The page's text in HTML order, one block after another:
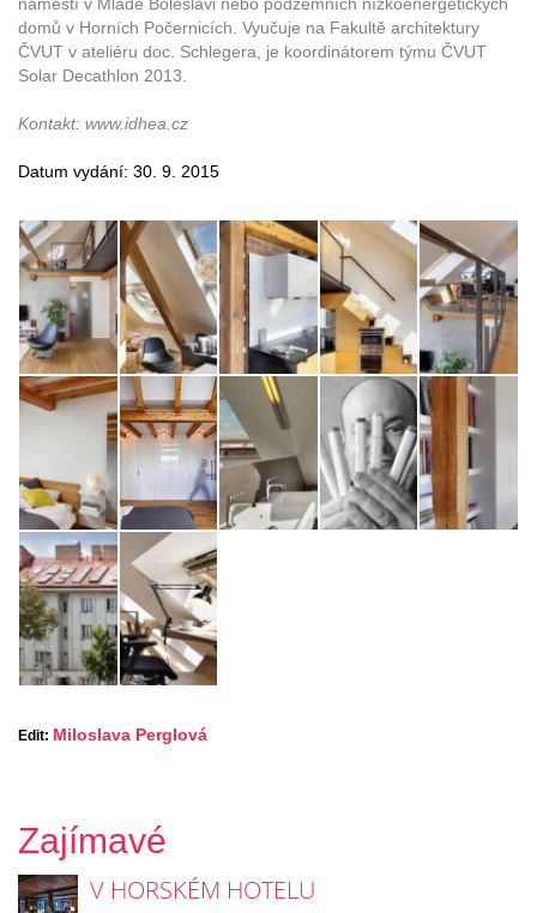
náměstí v Mladé Boleslavi nebo podzemních nízkoenergetických
domů v Horních Počernicích. Vyučuje na Fakultě architektury
ČVUT v ateliéru doc. Schlegera, je koordinátorem týmu ČVUT
Solar Decathlon 2013.
Kontakt: www.idhea.cz
Datum vydání: 30. 9. 2015
Edit: Miloslava Perglová
Zajímavé
V HORSKÉM HOTELU